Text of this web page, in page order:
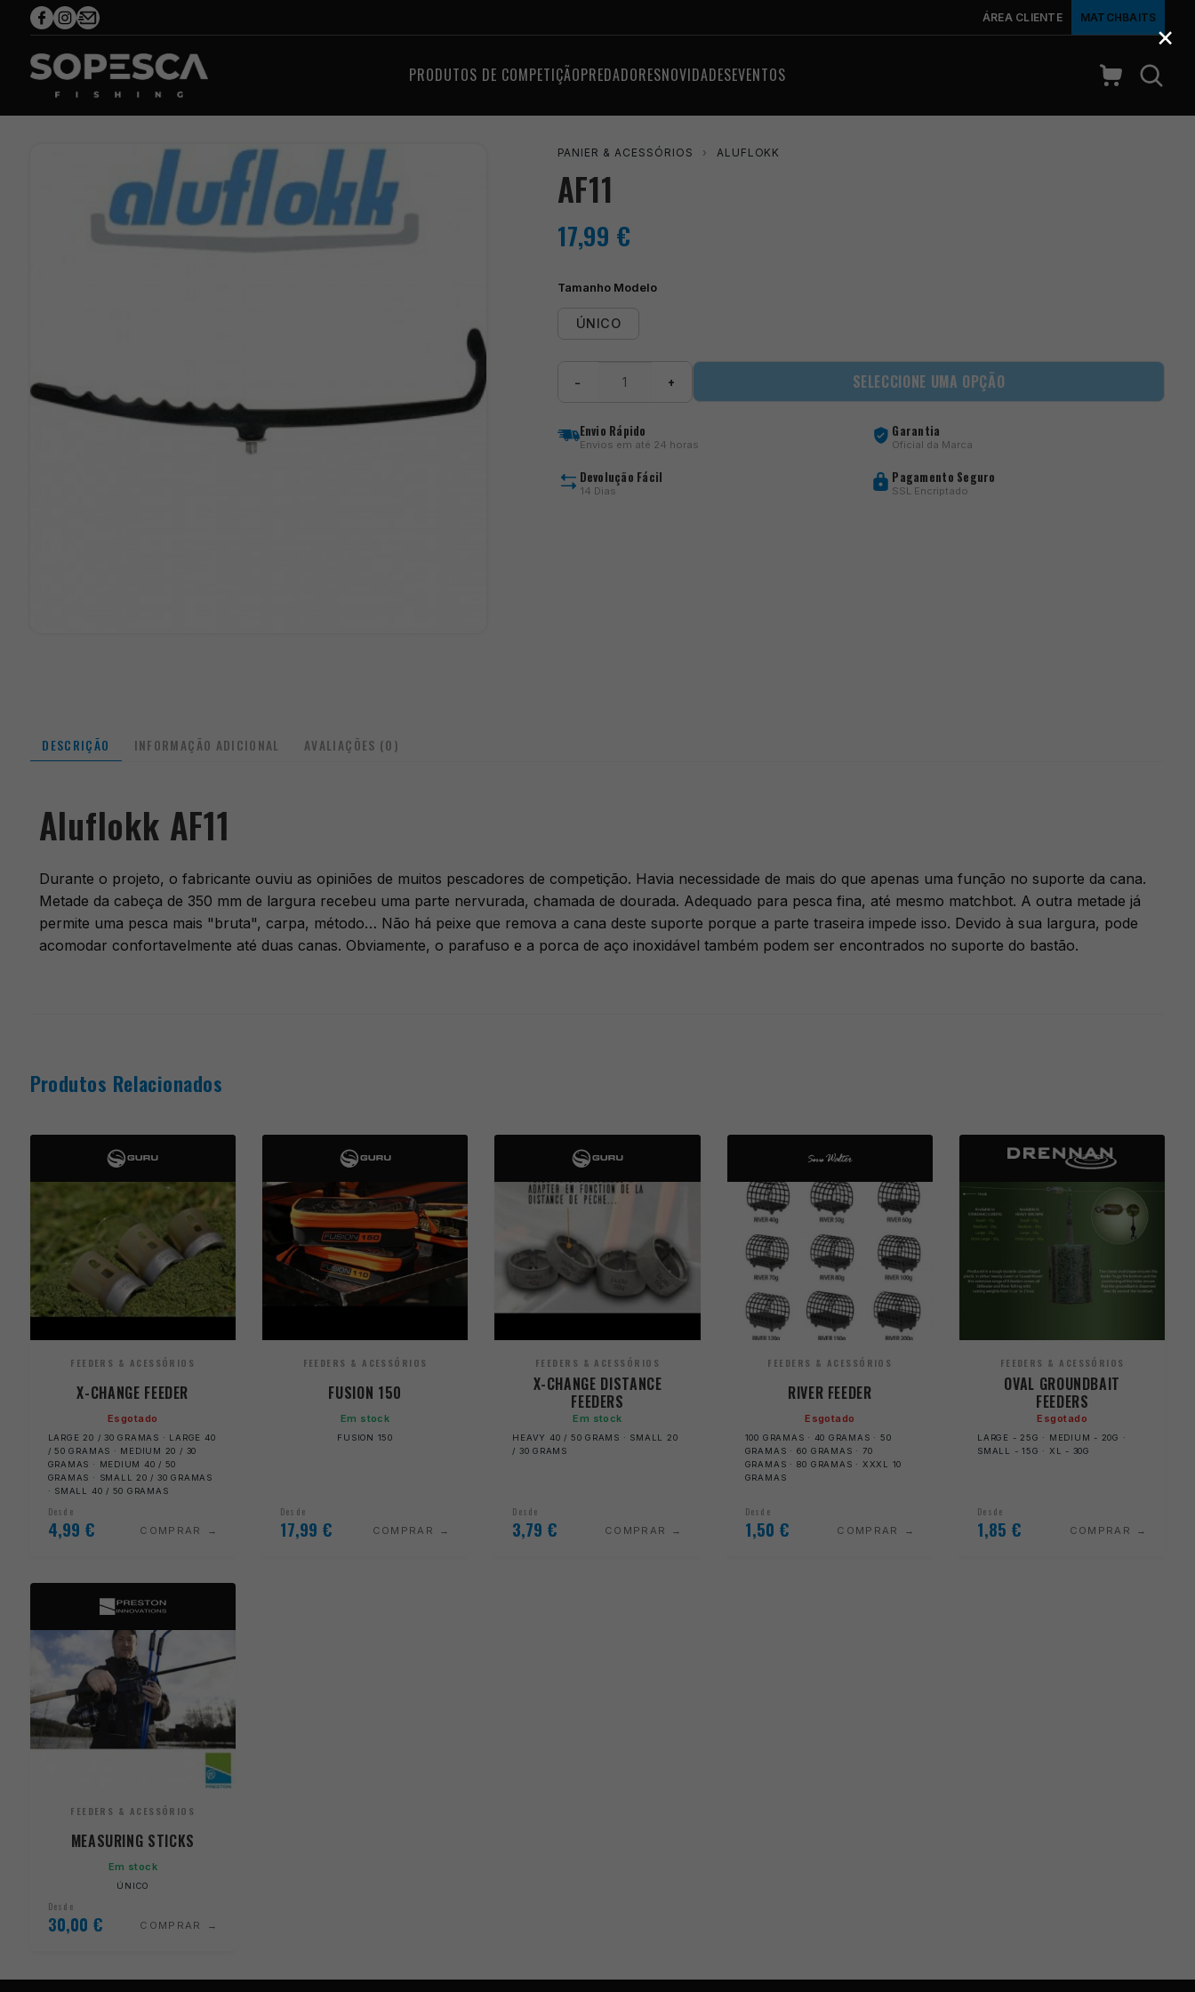
ÁREA CLIENTE MATCHBAITS
PRODUTOS DE COMPETIÇÃOPREDADORESNOVIDADESEVENTOS
PANIER & ACESSÓRIOS › ALUFLOKK
AF11
17,99 €
Tamanho Modelo
ÚNICO
− + SELECCIONE UMA OPÇÃO
Envio Rápido
Envios em até 24 horas
Garantia
Oficial da Marca
Devolução Fácil
14 Dias
Pagamento Seguro
SSL Encriptado
DESCRIÇÃO INFORMAÇÃO ADICIONAL AVALIAÇÕES (0)
Aluflokk AF11
Durante o projeto, o fabricante ouviu as opiniões de muitos pescadores de competição. Havia necessidade de mais do que apenas uma função no suporte da cana.
Metade da cabeça de 350 mm de largura recebeu uma parte nervurada, chamada de dourada. Adequado para pesca fina, até mesmo matchbot. A outra metade já
permite uma pesca mais "bruta", carpa, método… Não há peixe que remova a cana deste suporte porque a parte traseira impede isso. Devido à sua largura, pode
acomodar confortavelmente até duas canas. Obviamente, o parafuso e a porca de aço inoxidável também podem ser encontrados no suporte do bastão.
Produtos Relacionados
FEEDERS & ACESSÓRIOS
X-CHANGE FEEDER
Esgotado
LARGE 20 / 30 GRAMAS · LARGE 40
/ 50 GRAMAS · MEDIUM 20 / 30
GRAMAS · MEDIUM 40 / 50
GRAMAS · SMALL 20 / 30 GRAMAS
· SMALL 40 / 50 GRAMAS
Desde
4,99 € COMPRAR
FEEDERS & ACESSÓRIOS
FUSION 150
Em stock
FUSION 150
Desde
17,99 € COMPRAR
FEEDERS & ACESSÓRIOS
X-CHANGE DISTANCE
FEEDERS
Em stock
HEAVY 40 / 50 GRAMS · SMALL 20
/ 30 GRAMS
Desde
3,79 € COMPRAR
FEEDERS & ACESSÓRIOS
RIVER FEEDER
Esgotado
100 GRAMAS · 40 GRAMAS · 50
GRAMAS · 60 GRAMAS · 70
GRAMAS · 80 GRAMAS · XXXL 10
GRAMAS
Desde
1,50 € COMPRAR
FEEDERS & ACESSÓRIOS
OVAL GROUNDBAIT
FEEDERS
Esgotado
LARGE - 25G · MEDIUM - 20G ·
SMALL - 15G · XL - 30G
Desde
1,85 € COMPRAR
FEEDERS & ACESSÓRIOS
MEASURING STICKS
Em stock
ÚNICO
Desde
30,00 € COMPRAR
×